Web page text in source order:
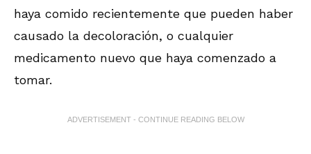
haya comido recientemente que pueden haber
causado la decoloración, o cualquier
medicamento nuevo que haya comenzado a
tomar.
ADVERTISEMENT - CONTINUE READING BELOW